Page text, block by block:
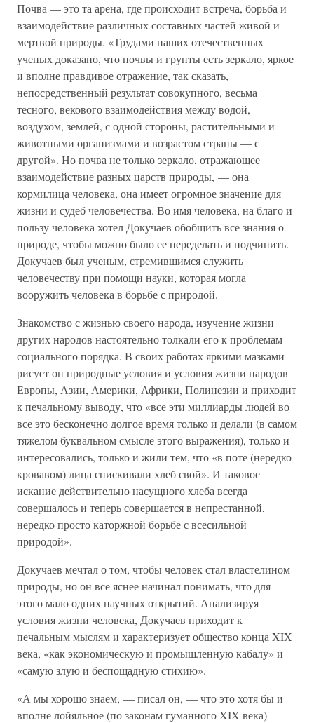
Почва — это та арена, где происходит встреча, борьба и
взаимодействие различных составных частей живой и
мертвой природы. «Трудами наших отечественных
ученых доказано, что почвы и грунты есть зеркало, яркое
и вполне правдивое отражение, так сказать,
непосредственный результат совокупного, весьма
тесного, векового взаимодействия между водой,
воздухом, землей, с одной стороны, растительными и
животными организмами и возрастом страны — с
другой». Но почва не только зеркало, отражающее
взаимодействие разных царств природы, — она
кормилица человека, она имеет огромное значение для
жизни и судеб человечества. Во имя человека, на благо и
пользу человека хотел Докучаев обобщить все знания о
природе, чтобы можно было ее переделать и подчинить.
Докучаев был ученым, стремившимся служить
человечеству при помощи науки, которая могла
вооружить человека в борьбе с природой.
Знакомство с жизнью своего народа, изучение жизни
других народов настоятельно толкали его к проблемам
социального порядка. В своих работах яркими мазками
рисует он природные условия и условия жизни народов
Европы, Азии, Америки, Африки, Полинезии и приходит
к печальному выводу, что «все эти миллиарды людей во
все это бесконечно долгое время только и делали (в самом
тяжелом буквальном смысле этого выражения), только и
интересовались, только и жили тем, что «в поте (нередко
кровавом) лица снискивали хлеб свой». И таковое
искание действительно насущного хлеба всегда
совершалось и теперь совершается в непрестанной,
нередко просто каторжной борьбе с всесильной
природой».
Докучаев мечтал о том, чтобы человек стал властелином
природы, но он все яснее начинал понимать, что для
этого мало одних научных открытий. Анализируя
условия жизни человека, Докучаев приходит к
печальным мыслям и характеризует общество конца XIX
века, «как экономическую и промышленную кабалу» и
«самую злую и беспощадную стихию».
«А мы хорошо знаем, — писал он, — что это хотя бы и
вполне лойяльное (по законам гуманного XIX века)